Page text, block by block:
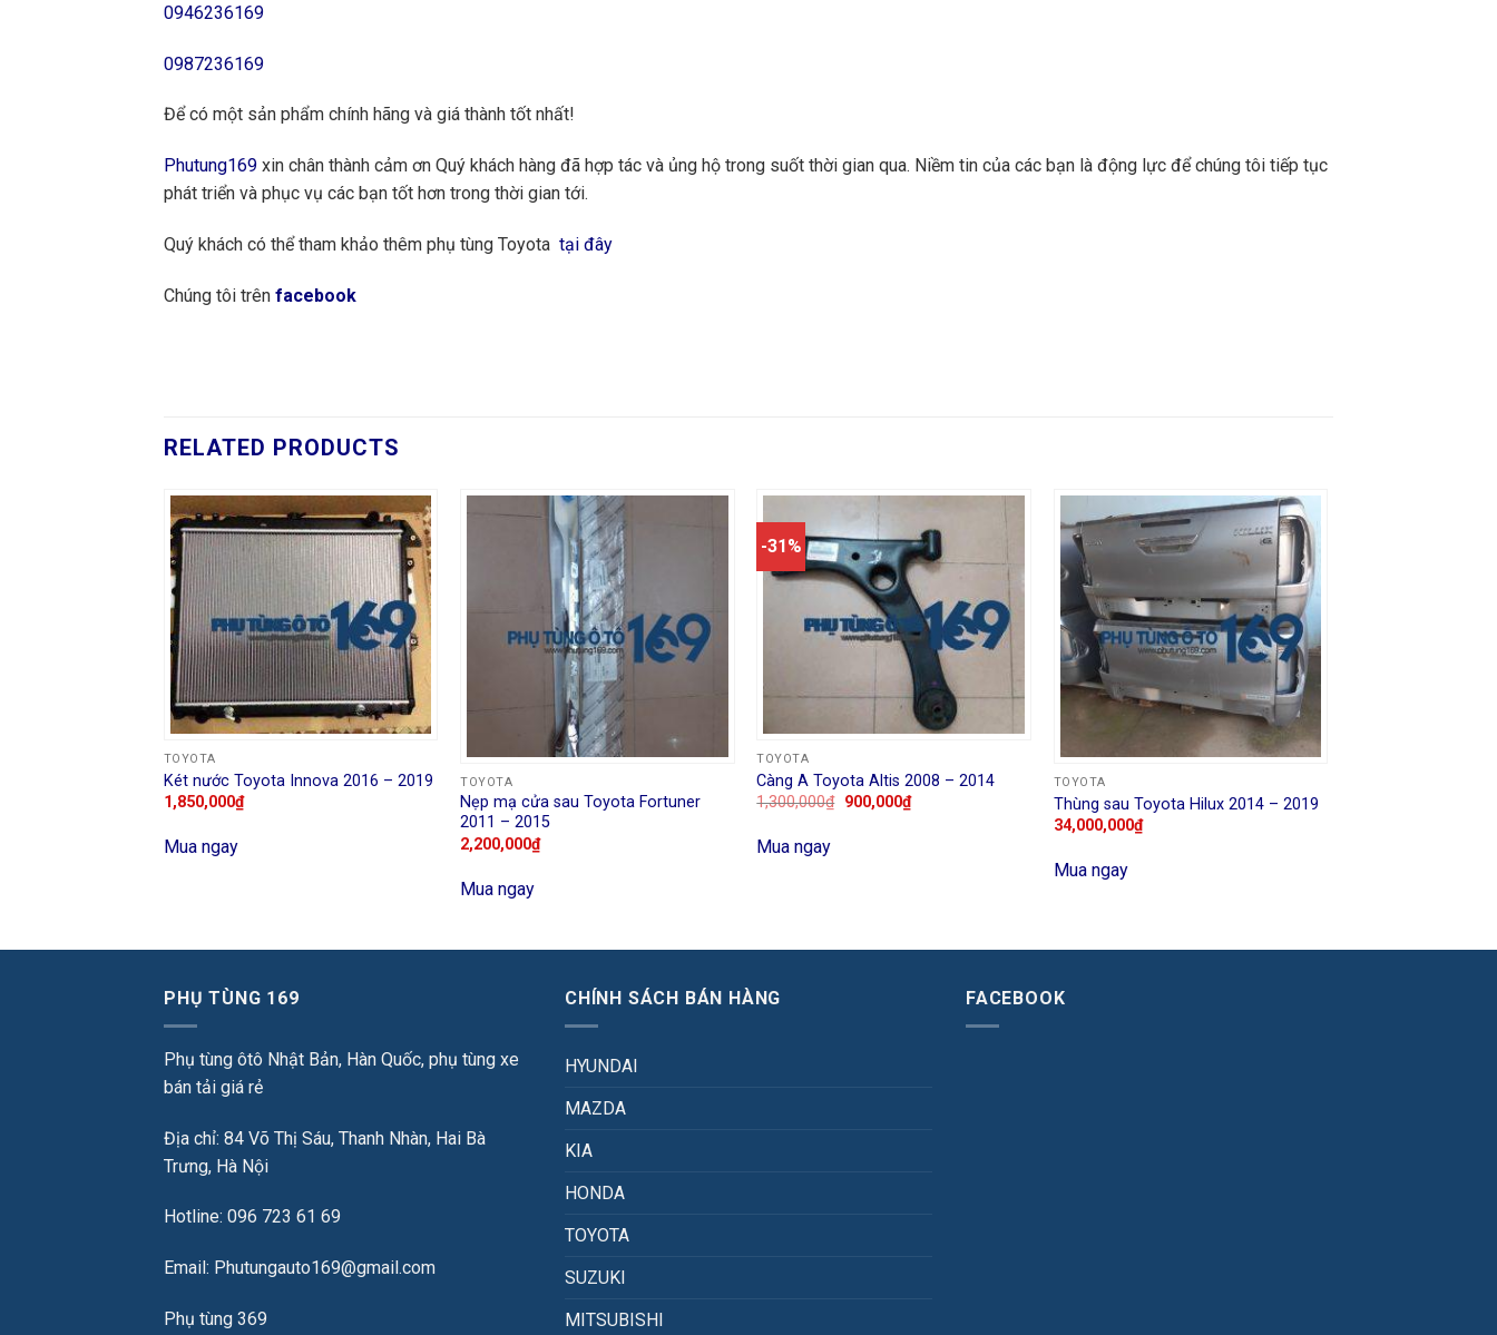
0946236169
0987236169
Để có một sản phẩm chính hãng và giá thành tốt nhất!
Phutung169 xin chân thành cảm ơn Quý khách hàng đã hợp tác và ủng hộ trong suốt thời gian qua. Niềm tin của các bạn là động lực để chúng tôi tiếp tục
phát triển và phục vụ các bạn tốt hơn trong thời gian tới.
Quý khách có thể tham khảo thêm phụ tùng Toyota tại đây
Chúng tôi trên facebook
RELATED PRODUCTS
TOYOTA
Két nước Toyota Innova 2016 – 2019
1,850,000₫
Mua ngay
TOYOTA
Nẹp mạ cửa sau Toyota Fortuner
2011 – 2015
2,200,000₫
Mua ngay
-31%
TOYOTA
Càng A Toyota Altis 2008 – 2014
1,300,000₫ 900,000₫
Mua ngay
TOYOTA
Thùng sau Toyota Hilux 2014 – 2019
34,000,000₫
Mua ngay
PHỤ TÙNG 169
Phụ tùng ôtô Nhật Bản, Hàn Quốc, phụ tùng xe
bán tải giá rẻ
Địa chỉ: 84 Võ Thị Sáu, Thanh Nhàn, Hai Bà
Trưng, Hà Nội
Hotline: 096 723 61 69
Email: Phutungauto169@gmail.com
Phụ tùng 369
CHÍNH SÁCH BÁN HÀNG
HYUNDAI
MAZDA
KIA
HONDA
TOYOTA
SUZUKI
MITSUBISHI
FACEBOOK